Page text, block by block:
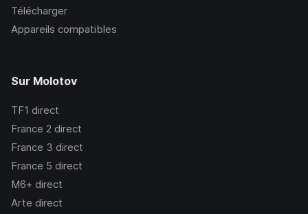
Télécharger
Appareils compatibles
Sur Molotov
TF1 direct
France 2 direct
France 3 direct
France 5 direct
M6+ direct
Arte direct